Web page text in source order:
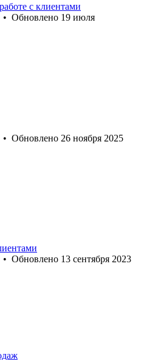
с клиентами
• Обновлено 19 июля
• Обновлено 26 ноября 2025
• Обновлено 13 сентября 2023